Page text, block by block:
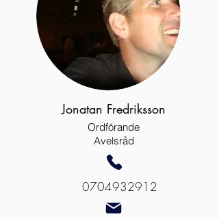
Jonatan Fredriksson
Ordförande
Avelsråd
0704932912